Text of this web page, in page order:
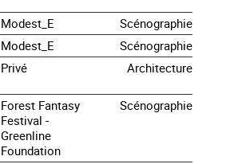
Modest_E
Scénographie
Modest_E
Scénographie
Privé Architecture
Forest Fantasy
Festival -
Greenline
Foundation
Scénographie